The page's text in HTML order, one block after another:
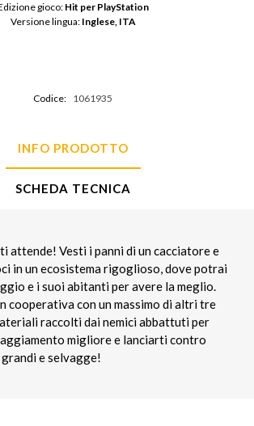
gioco: Hit per PlayStation
Versione lingua: Inglese, ITA
Codice: 1061935
INFO PRODOTTO
SCHEDA TECNICA
attende! Vesti i panni di un cacciatore e
in un ecosistema rigoglioso, dove potrai
e i suoi abitanti per avere la meglio.
cooperativa con un massimo di altri tre
raccolti dai nemici abbattuti per
migliore e lanciarti contro
e selvagge!